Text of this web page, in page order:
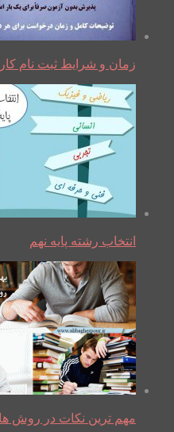
زمان و شرایط ثبت نام
انتخاب رشته پایه نهم
مهم ترین نکات در روش